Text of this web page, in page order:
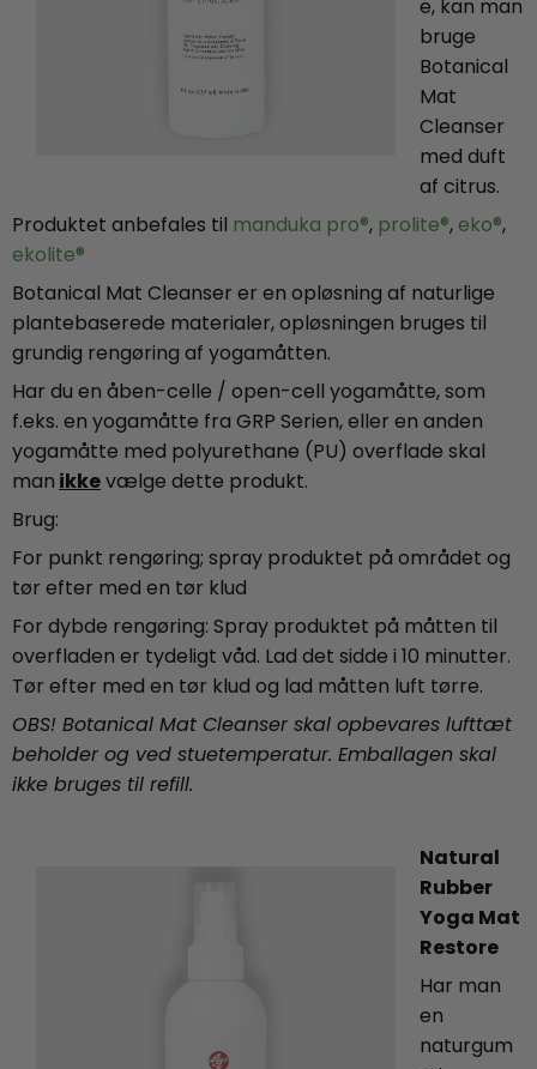
e, kan man
bruge
Botanical
Mat
Cleanser
med duft
af citrus.
Produktet anbefales til manduka pro®, prolite®, eko®,
ekolite®
Botanical Mat Cleanser er en opløsning af naturlige
plantebaserede materialer, opløsningen bruges til
grundig rengøring af yogamåtten.
Har du en åben-celle / open-cell yogamåtte, som
f.eks. en yogamåtte fra GRP Serien, eller en anden
yogamåtte med polyurethane (PU) overflade skal
man ikkevælge dette produkt.
Brug:
For punkt rengøring; spray produktet på området og
tør efter med en tør klud
For dybde rengøring: Spray produktet på måtten til
overfladen er tydeligt våd. Lad det sidde i 10 minutter.
Tør efter med en tør klud og lad måtten luft tørre.
OBS! Botanical Mat Cleanser skal opbevares lufttæt
beholder og ved stuetemperatur. Emballagen skal
ikke bruges til refill.
Natural
Rubber
Yoga Mat
Restore
Har man
en
naturgum